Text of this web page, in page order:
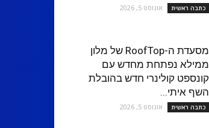
כתבה ראשית אוגוסט 5, 2026
מסעדת ה-RoofTop של מלון
ממילא נפתחת מחדש עם
קונספט קולינרי חדש בהובלת
השף איתי...
כתבה ראשית אוגוסט 5, 2026